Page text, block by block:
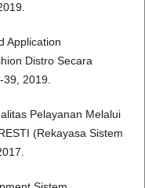
Application
Distro Secara
2019.
Pelayanan Melalui
(Rekayasa Sistem